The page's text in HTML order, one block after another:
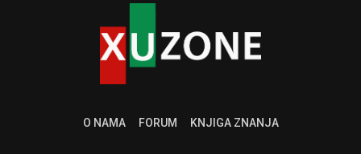
O NAMA FORUM KNJIGA ZNANJA